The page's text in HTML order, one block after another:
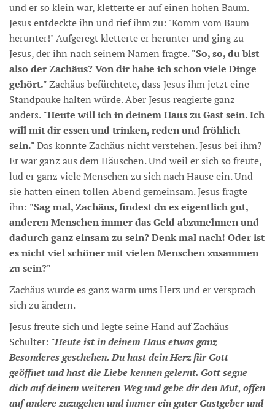
und er so klein war, kletterte er auf einen hohen Baum.
Jesus entdeckte ihn und rief ihm zu: "Komm vom Baum
herunter!" Aufgeregt kletterte er herunter und ging zu
Jesus, der ihn nach seinem Namen fragte."So, so, du bist
also der Zachäus? Von dir habe ich schon viele Dinge
gehört."Zachäus befürchtete, dass Jesus ihm jetzt eine
Standpauke halten würde. Aber Jesus reagierte ganz
anders."Heute will ich in deinem Haus zu Gast sein. Ich
will mit dir essen und trinken, reden und fröhlich
sein."Das konnte Zachäus nicht verstehen. Jesus bei ihm?
Er war ganz aus dem Häuschen. Und weil er sich so freute,
lud er ganz viele Menschen zu sich nach Hause ein. Und
sie hatten einen tollen Abend gemeinsam. Jesus fragte
ihn: "Sag mal, Zachäus, findest du es eigentlich gut,
anderen Menschen immer das Geld abzunehmen und
dadurch ganz einsam zu sein? Denk mal nach! Oder ist
es nicht viel schöner mit vielen Menschen zusammen
zu sein?"
Zachäus wurde es ganz warm ums Herz und er versprach
sich zu ändern.
Jesus freute sich und legte seine Hand auf Zachäus
Schulter: "Heute ist in deinem Haus etwas ganz
Besonderes geschehen. Du hast dein Herz für Gott
geöffnet und hast die Liebe kennen gelernt. Gott segne
dich auf deinem weiteren Weg und gebe dir den Mut, offen
auf andere zuzugehen und immer ein guter Gastgeber und